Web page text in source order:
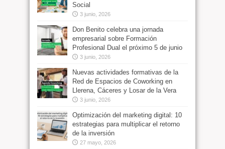
Social
3 junio, 2026
Don Benito celebra una jornada
empresarial sobre Formación
Profesional Dual el próximo 5 de junio
3 junio, 2026
Nuevas actividades formativas de la
Red de Espacios de Coworking en
Llerena, Cáceres y Losar de la Vera
3 junio, 2026
Optimización del marketing digital: 10
estrategias para multiplicar el retorno
de la inversión
27 mayo, 2026